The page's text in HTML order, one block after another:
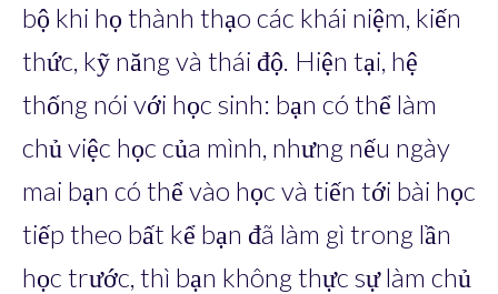
bộ khi họ thành thạo các khái niệm, kiến
thức, kỹ năng và thái độ. Hiện tại, hệ
thống nói với học sinh: bạn có thể làm
chủ việc học của mình, nhưng nếu ngày
mai bạn có thể vào học và tiến tới bài học
tiếp theo bất kể bạn đã làm gì trong lần
học trước, thì bạn không thực sự làm chủ